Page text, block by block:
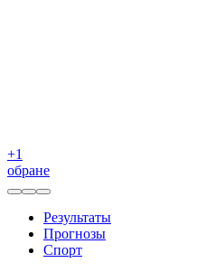
+1
обране
Результаты
Прогнозы
Спорт